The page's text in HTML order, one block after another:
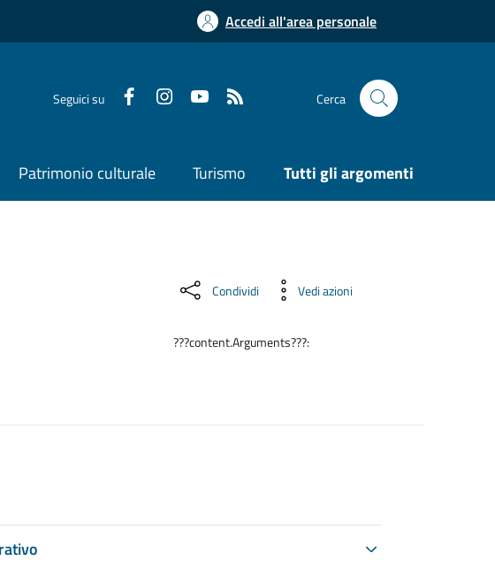
Accedi all'area personale
Seguici su Cerca
Patrimonio culturale Turismo Tutti gli argomenti
Condividi Vedi azioni
???content.Arguments???: